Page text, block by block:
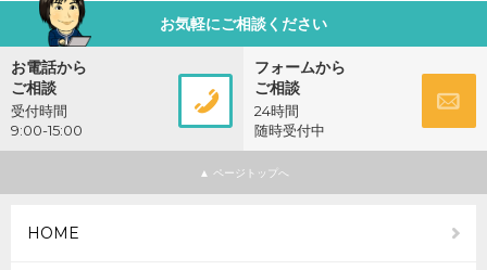
お気軽にご相談ください
お電話から
ご相談
受付時間
9:00-15:00
080-
3749-
フォームから
ご相談
24時間
随時受付中
お問
▲
HOME